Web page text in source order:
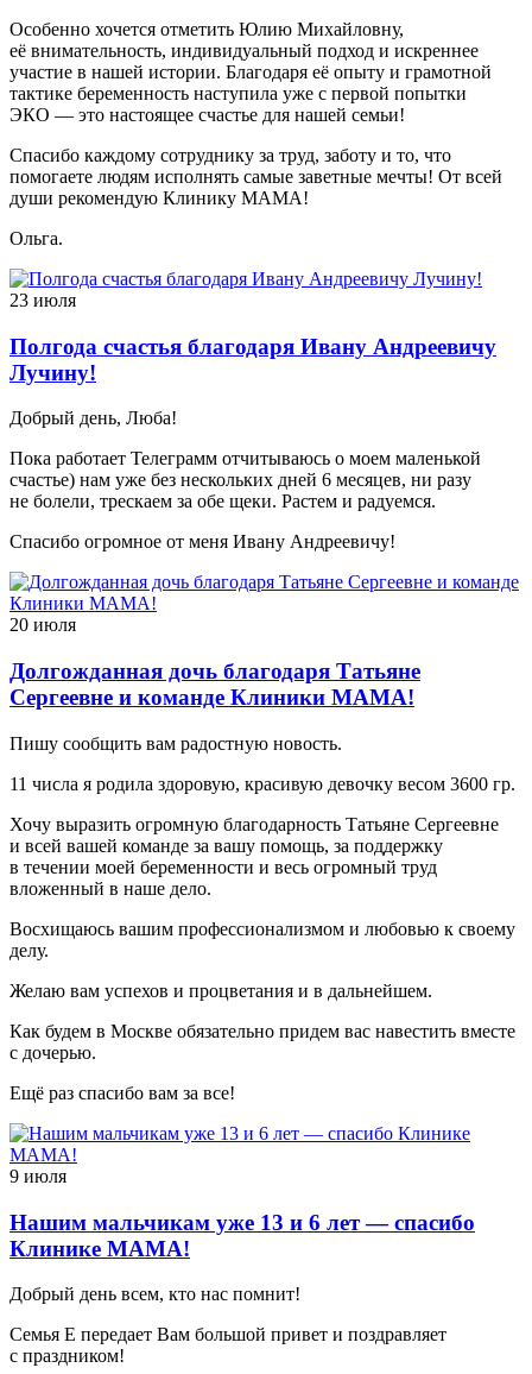
Особенно хочется отметить Юлию Михайловну,
её внимательность, индивидуальный подход и искреннее
участие в нашей истории. Благодаря её опыту и грамотной
тактике беременность наступила уже с первой попытки
ЭКО — это настоящее счастье для нашей семьи!
Спасибо каждому сотруднику за труд, заботу и то, что
помогаете людям исполнять самые заветные мечты! От всей
души рекомендую Клинику МАМА!
Ольга.
23 июля
Полгода счастья благодаря Ивану Андреевичу
Лучину!
Добрый день, Люба!
Пока работает Телеграмм отчитываюсь о моем маленькой
счастье) нам уже без нескольких дней 6 месяцев, ни разу
не болели, трескаем за обе щеки. Растем и радуемся.
Спасибо огромное от меня Ивану Андреевичу!
20 июля
Долгожданная дочь благодаря Татьяне
Сергеевне и команде Клиники МАМА!
Пишу сообщить вам радостную новость.
11 числа я родила здоровую, красивую девочку весом 3600 гр.
Хочу выразить огромную благодарность Татьяне Сергеевне
и всей вашей команде за вашу помощь, за поддержку
в течении моей беременности и весь огромный труд
вложенный в наше дело.
Восхищаюсь вашим профессионализмом и любовью к своему
делу.
Желаю вам успехов и процветания и в дальнейшем.
Как будем в Москве обязательно придем вас навестить вместе
с дочерью.
Ещё раз спасибо вам за все!
9 июля
Нашим мальчикам уже 13 и 6 лет — спасибо
Клинике МАМА!
Добрый день всем, кто нас помнит!
Семья Е передает Вам большой привет и поздравляет
с праздником!